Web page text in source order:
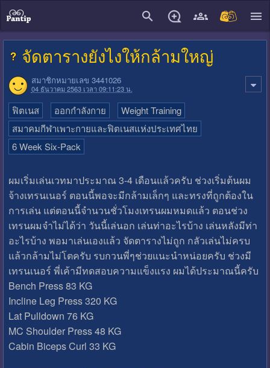
จัดตารางยังไงให้กล้ามใหญ่
สมาชิกหมายเลข 3441026
04 ธันวาคม 2563 เวลา 09:11:23 น.
ฟิตเนส ออกกำลังกาย
Weight Training
สมาคมกีฬาเพาะกายและฟิตเนสแห่งประเทศไทย
6 Week Six-Pack
ผมเริ่มเล่นเวทมาประมาณ 3-4 เดือนแล้วครับ ช่วงเริ่มต้นผม
จ้างเทรนเนอร์ ตอนนี้พอจะมีกล้ามเล็กๆ และทรงที่ถูกต้องใน
การเล่น แต่ตอนนี้จำนวนชั่วโมงเทรนผมหมดแล้ว ตอนช่วง
เทรนผมจำไม่ได้ว่า วันนี้เล่นอก เล่นท่าอะไรบ้าง เล่นหลังมีท่า
อะไรบ้าง พอมาเล่นเองแล้ว จัดตารางไม่ถูก กลัวเล่นไม่ครบ
แล้วกล้ามไม่โตครับ รบกวนพี่ๆช่วยแนะนำหน่อยครับ ช่วงมี
เทรนเนอร์ พี่เค้ามีทดสอบความแข็งแรง ผมได้ประมาณนี้ครับ
Bench Press 83 KG
Incline Leg Press 320 KG
Lat Pulldown 76 KG
MC Shoulder Press 48 KG
Cabin Biceps Curl 33 KG
close